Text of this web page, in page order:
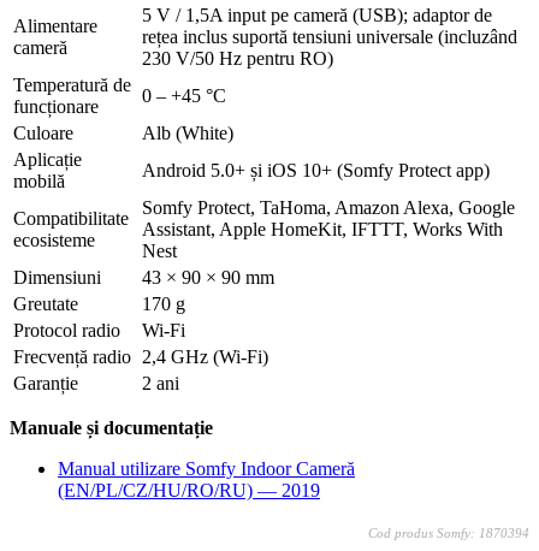
Alimentare
cameră
5 V / 1,5A input pe cameră (USB); adaptor de
rețea inclus suportă tensiuni universale (incluzând
230 V/50 Hz pentru RO)
Temperatură de
funcționare
0 – +45 °C
Culoare
Alb (White)
Aplicație
mobilă
Android 5.0+ și iOS 10+ (Somfy Protect app)
Compatibilitate
ecosisteme
Somfy Protect, TaHoma, Amazon Alexa, Google
Assistant, Apple HomeKit, IFTTT, Works With
Nest
Dimensiuni
43 × 90 × 90 mm
Greutate
170 g
Protocol radio
Wi-Fi
Frecvență radio 2,4 GHz (Wi-Fi)
Garanție
2 ani
Manuale și documentație
Manual utilizare Somfy Indoor Cameră
(EN/PL/CZ/HU/RO/RU) — 2019
Cod produs Somfy: 1870394